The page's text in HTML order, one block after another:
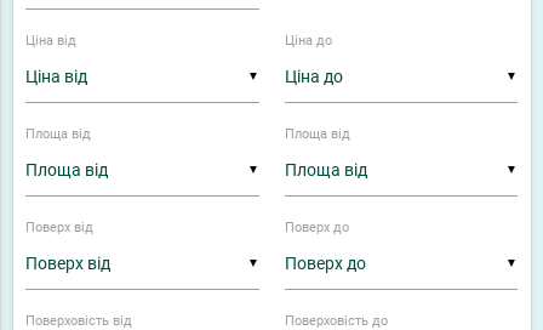
▼
Ціна від
▼
Ціна до
▼
Площа від
▼
Площа від
▼
Поверх від
▼
Поверх до
Поверховість від Поверховість до